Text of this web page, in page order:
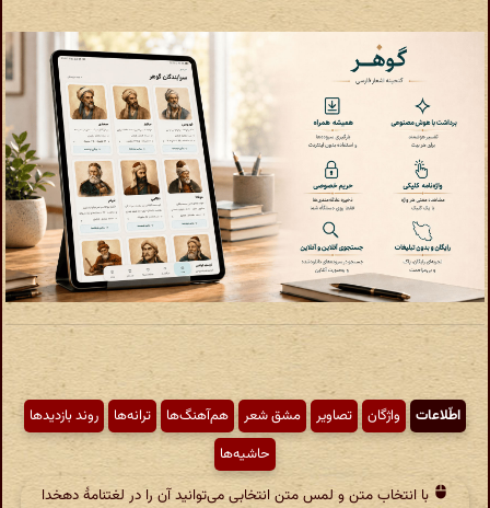
اطّلاعات واژگان تصاویر مشق شعر هم‌آهنگ‌ها ترانه‌ها
روند بازدیدها
حاشیه‌ها
با انتخاب متن و لمس متن انتخابی می‌توانید آن را در لغتنامهٔ دهخدا